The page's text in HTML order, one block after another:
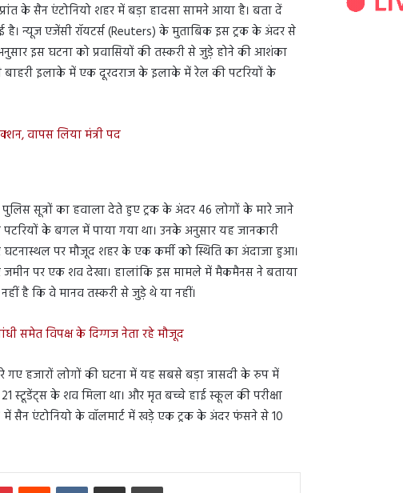
के सैन एंटोनियो शहर में बड़ा हादसा सामने आया है। बता दें
न्यूज एजेंसी रॉयटर्स (Reuters) के मुताबिक इस ट्रक के अंदर से
इस घटना को प्रवासियों की तस्करी से जुड़े होने की आशंका
बाहरी इलाके में एक दूरदराज के इलाके में रेल की पटरियों के
वापस लिया मंत्री पद
सूत्रों का हवाला देते हुए ट्रक के अंदर 46 लोगों के मारे जाने
के बगल में पाया गया था। उनके अनुसार यह जानकारी
पर मौजूद शहर के एक कर्मी को स्थिति का अंदाजा हुआ।
जमीन पर एक शव देखा। हालांकि इस मामले में मैकमैनस ने बताया
है कि वे मानव तस्करी से जुड़े थे या नहीं।
समेत विपक्ष के दिग्गज नेता रहे मौजूद
हजारों लोगों की घटना में यह सबसे बड़ा त्रासदी के रुप में
स्टूडेंट्स के शव मिला था। और मृत बच्चे हाई स्कूल की परीक्षा
सैन एंटोनियो के वॉलमार्ट में खड़े एक ट्रक के अंदर फंसने से 10
PinterestReddit VKontakteShare via Email Print